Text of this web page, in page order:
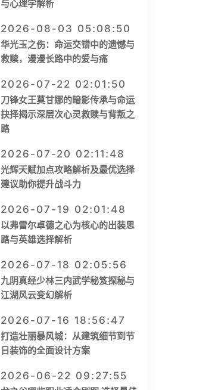
与心理学解析
2026-08-03 05:08:50
华光玉之伤：命运交错中的遗憾与
救赎，漫漫长路中的爱与痛
2026-07-22 02:01:50
刀锋女王莫甘娜的暗影传承与命运
抉择揭示深层次心灵救赎与背叛之
路
2026-07-20 02:11:48
光辉天赋加点攻略解析及最优选择
建议助你提升战斗力
2026-07-19 02:01:48
以弗雷尔卓德之心为核心的出装思
路与英雄选择解析
2026-07-18 02:05:56
九阴真经少林三内武学秘笈探秘与
江湖风云变幻解析
2026-07-16 18:56:47
打造壮丽暴风城：从建筑细节到节
日装饰的全面设计方案
2026-06-22 09:27:55